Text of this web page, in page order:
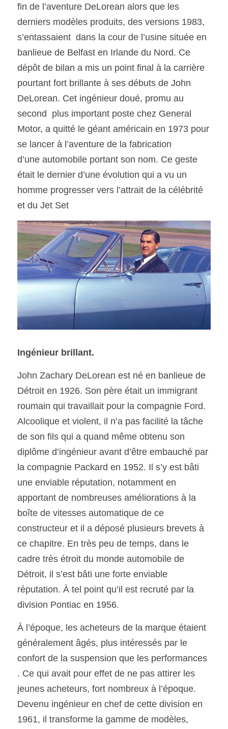
SOUMISSION RAPIDE
ASSURANCE
fin de l’aventure DeLorean alors que les
derniers modèles produits, des versions 1983,
s’entassaient  dans la cour de l’usine située en
banlieue de Belfast en Irlande du Nord. Ce
dépôt de bilan a mis un point final à la carrière
pourtant fort brillante à ses débuts de John
DeLorean. Cet ingénieur doué, promu au
second  plus important poste chez General
Motor, a quitté le géant américain en 1973 pour
se lancer à l’aventure de la fabrication
d’une automobile portant son nom. Ce geste
était le dernier d’une évolution qui a vu un
homme progresser vers l’attrait de la célébrité
et du Jet Set
Ingénieur brillant.
John Zachary DeLorean est né en banlieue de
Détroit en 1926. Son père était un immigrant
roumain qui travaillait pour la compagnie Ford.
Alcoolique et violent, il n’a pas facilité la tâche
de son fils qui a quand même obtenu son
diplôme d’ingénieur avant d’être embauché par
la compagnie Packard en 1952. Il s’y est bâti
une enviable réputation, notamment en
apportant de nombreuses améliorations à la
boîte de vitesses automatique de ce
constructeur et il a déposé plusieurs brevets à
ce chapitre. En très peu de temps, dans le
cadre très étroit du monde automobile de
Détroit, il s’est bâti une forte enviable
réputation. À tel point qu’il est recruté par la
division Pontiac en 1956.
À l’époque, les acheteurs de la marque étaient
généralement âgés, plus intéressés par le
confort de la suspension que les performances
. Ce qui avait pour effet de ne pas attirer les
jeunes acheteurs, fort nombreux à l’époque.
Devenu ingénieur en chef de cette division en
1961, il transforme la gamme de modèles,